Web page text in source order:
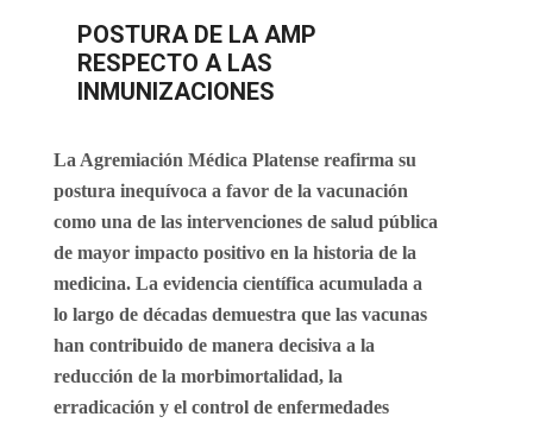
POSTURA DE LA AMP
RESPECTO A LAS
INMUNIZACIONES
La Agremiación Médica Platense reafirma su
postura inequívoca a favor de la vacunación
como una de las intervenciones de salud pública
de mayor impacto positivo en la historia de la
medicina. La evidencia científica acumulada a
lo largo de décadas demuestra que las vacunas
han contribuido de manera decisiva a la
reducción de la morbimortalidad, la
erradicación y el control de enfermedades